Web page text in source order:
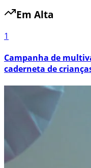
Em Alta
1
Campanha de
caderneta de